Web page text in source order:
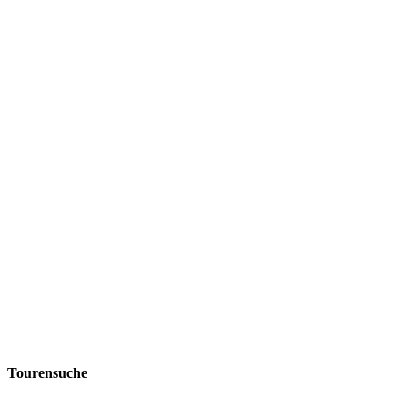
Tourensuche